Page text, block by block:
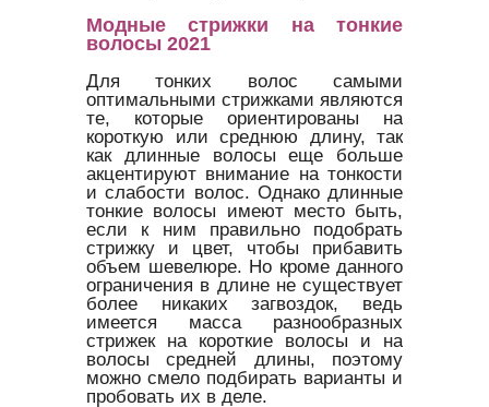
Модные стрижки на тонкие
волосы 2021
Для тонких волос самыми
оптимальными стрижками являются
те, которые ориентированы на
короткую или среднюю длину, так
как длинные волосы еще больше
акцентируют внимание на тонкости
и слабости волос. Однако длинные
тонкие волосы имеют место быть,
если к ним правильно подобрать
стрижку и цвет, чтобы прибавить
объем шевелюре. Но кроме данного
ограничения в длине не существует
более никаких загвоздок, ведь
имеется масса разнообразных
стрижек на короткие волосы и на
волосы средней длины, поэтому
можно смело подбирать варианты и
пробовать их в деле.